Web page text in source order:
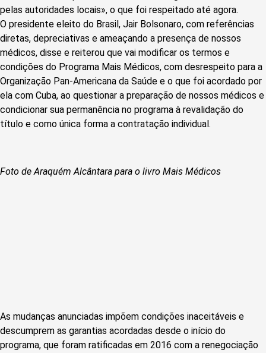
pelas autoridades locais», o que foi respeitado até agora.
O presidente eleito do Brasil, Jair Bolsonaro, com referências
diretas, depreciativas e ameaçando a presença de nossos
médicos, disse e reiterou que vai modificar os termos e
condições do Programa Mais Médicos, com desrespeito para a
Organização Pan-Americana da Saúde e o que foi acordado por
ela com Cuba, ao questionar a preparação de nossos médicos e
condicionar sua permanência no programa à revalidação do
título e como única forma a contratação individual.
Foto de Araquém Alcântara para o livro Mais Médicos
As mudanças anunciadas impõem condições inaceitáveis ​​e
descumprem as garantias acordadas desde o início do
programa, que foram ratificadas em 2016 com a renegociação